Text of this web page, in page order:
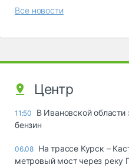
Все новости
Центр
11:50
В Ивановской
бензин
06.08 На трассе Курск –
метровый мост через реку